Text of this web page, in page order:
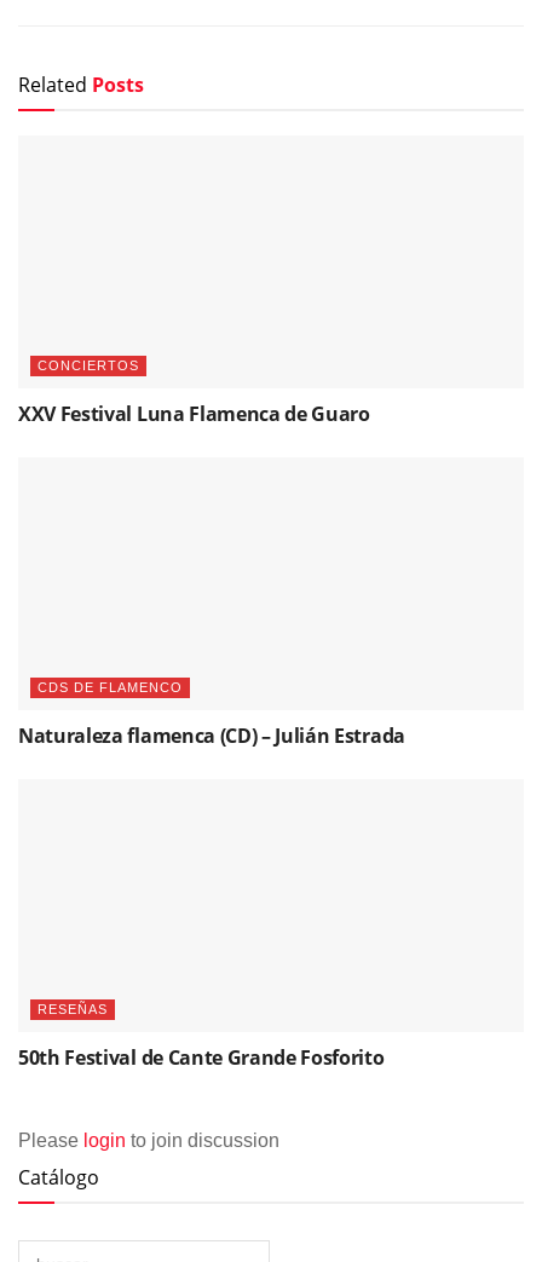
Related Posts
CONCIERTOS
XXV Festival Luna Flamenca de Guaro
CDS DE FLAMENCO
Naturaleza flamenca (CD) – Julián Estrada
RESEÑAS
50th Festival de Cante Grande Fosforito
Please login to join discussion
Catálogo